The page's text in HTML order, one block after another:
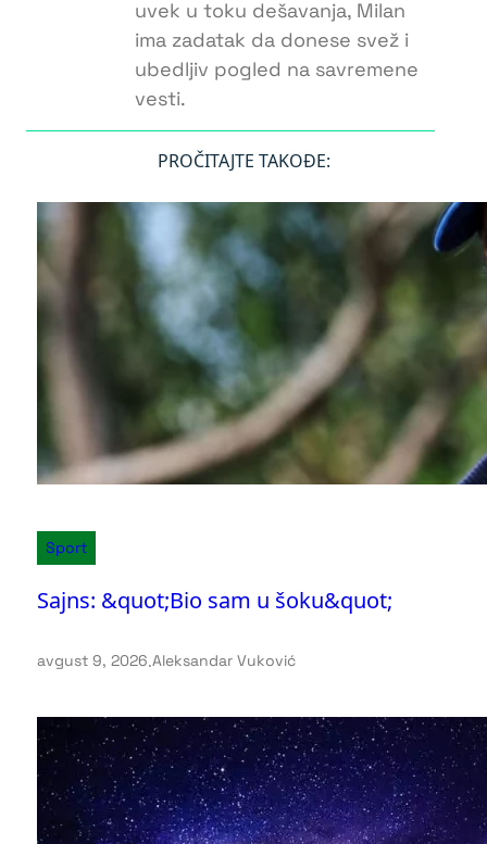
uvek u toku dešavanja, Milan
ima zadatak da donese svež i
ubedljiv pogled na savremene
vesti.
PROČITAJTE TAKOĐE:
Sport
Sajns: &quot;Bio sam u šoku&quot;
avgust 9, 2026.Aleksandar Vuković